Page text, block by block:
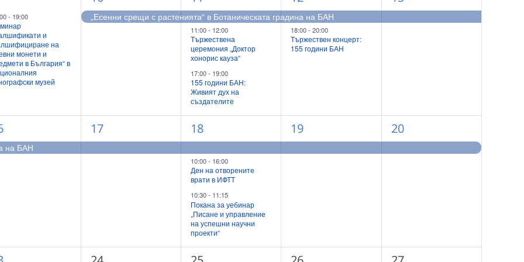
- 19:00
и
на
монети и
в България“ в
музей
събитие,
„Есенни срещи с растенията“ в Ботаническата градина на БАН
събития,
11:00- 12:00
Тържествена
церемония „Доктор
хонорис кауза“
17:00- 19:00
155 години БАН:
Живият дух на
създателите
събития,
18:00-20:00
Тържествен концерт:
155 години БАН
събитие,
на БАН
1
събитие,
17
3
събития,
18
10:00- 16:00
Ден на отворените
врати в ИФТТ
10:30- 11:15
Покана за уебинар
„Писане и управление
на успешни научни
проекти“
1
събитие,
19
1
събитие,
20